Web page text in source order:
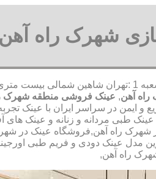
شهرک راه آهن
آهن, عینک فروشی منطقه شهرک
در سراسر ایران با عینک تجربه
طبی مردانه و زنانه و عینک های
شهرک راه آهن,فروشگاه عینک در
مدل عینک دودی و فریم طبی
راه آهن,